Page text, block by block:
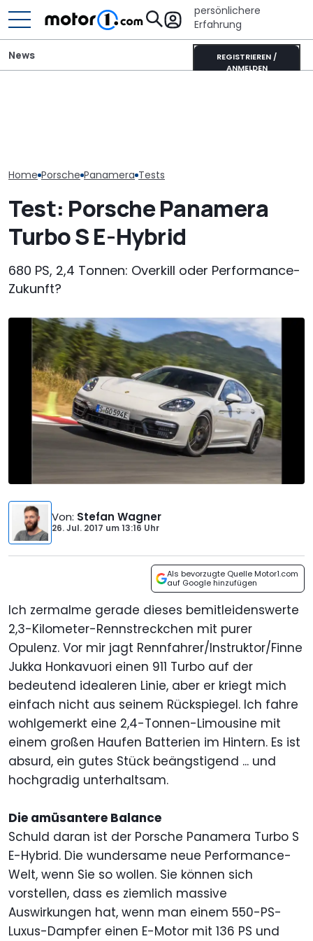
persönlichere
Erfahrung
REGISTRIEREN /
ANMELDEN
News
Home Porsche Panamera Tests
Test: Porsche Panamera
Turbo S E-Hybrid
680 PS, 2,4 Tonnen: Overkill oder Performance-
Zukunft?
Von: Stefan Wagner
26. Jul. 2017 um13:16 Uhr
Als bevorzugte Quelle Motor1.com
auf Google hinzufügen
Ich zermalme gerade dieses bemitleidenswerte
2,3-Kilometer-Rennstreckchen mit purer
Opulenz. Vor mir jagt Rennfahrer/Instruktor/Finne
Jukka Honkavuori einen 911 Turbo auf der
bedeutend idealeren Linie, aber er kriegt mich
einfach nicht aus seinem Rückspiegel. Ich fahre
wohlgemerkt eine 2,4-Tonnen-Limousine mit
einem großen Haufen Batterien im Hintern. Es ist
absurd, ein gutes Stück beängstigend ... und
hochgradig unterhaltsam.
Die amüsantere Balance
Schuld daran ist der Porsche Panamera Turbo S
E-Hybrid. Die wundersame neue Performance-
Welt, wenn Sie so wollen. Sie können sich
vorstellen, dass es ziemlich massive
Auswirkungen hat, wenn man einem 550-PS-
Luxus-Dampfer einen E-Motor mit 136 PS und